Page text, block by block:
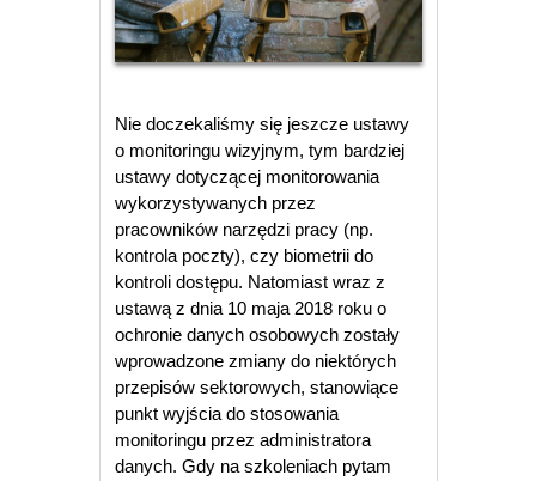
Nie doczekaliśmy się jeszcze ustawy
o monitoringu wizyjnym, tym bardziej
ustawy dotyczącej monitorowania
wykorzystywanych przez
pracowników narzędzi pracy (np.
kontrola poczty), czy biometrii do
kontroli dostępu. Natomiast wraz z
ustawą z dnia 10 maja 2018 roku o
ochronie danych osobowych zostały
wprowadzone zmiany do niektórych
przepisów sektorowych, stanowiące
punkt wyjścia do stosowania
monitoringu przez administratora
danych. Gdy na szkoleniach pytam